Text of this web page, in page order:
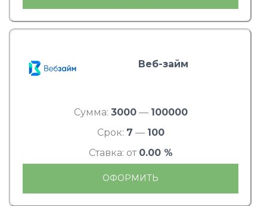
Веб-займ
Сумма: 3000— 100000
Срок: 7 — 100
Ставка: от 0.00 %
ОФОРМИТЬ